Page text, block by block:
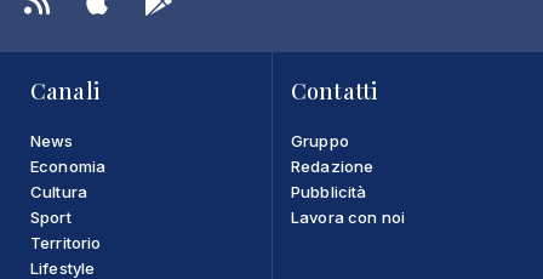
Canali
News
Economia
Cultura
Sport
Territorio
Lifestyle
Contatti
Gruppo
Redazione
Pubblicità
Lavora con noi